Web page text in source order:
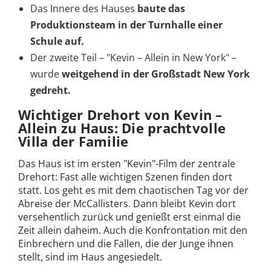
Das Innere des Hauses baute das
Produktionsteam in der Turnhalle einer
Schule auf.
Der zweite Teil – "Kevin – Allein in New York" –
wurdeweitgehend in der Großstadt New York
gedreht.
Wichtiger Drehort von Kevin –
Allein zu Haus: Die prachtvolle
Villa der Familie
Das Haus ist im ersten "Kevin"-Film der zentrale
Drehort: Fast alle wichtigen Szenen finden dort
statt. Los geht es mit dem chaotischen Tag vor der
Abreise der McCallisters. Dann bleibt Kevin dort
versehentlich zurück und genießt erst einmal die
Zeit allein daheim. Auch die Konfrontation mit den
Einbrechern und die Fallen, die der Junge ihnen
stellt, sind im Haus angesiedelt.